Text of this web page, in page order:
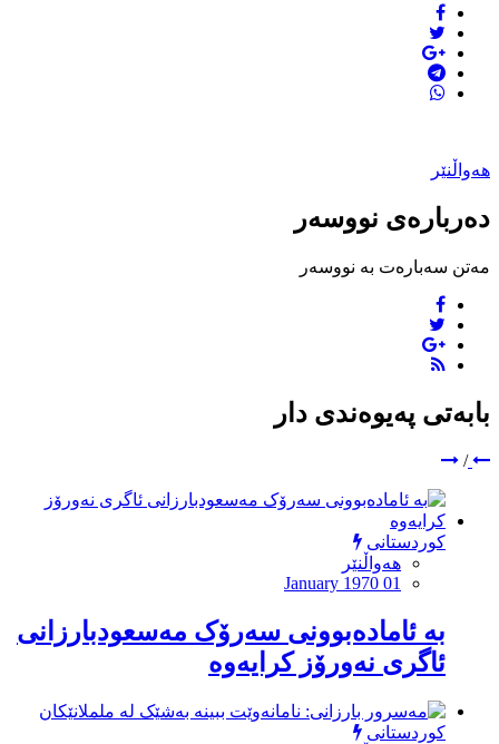
هەواڵنێر
دەربارەی نووسەر
مەتن سەبارەت بە نووسەر
بابەتی پەیوەندی دار
/
کوردستانی
هەواڵنێر
January 1970 01
بە ئامادەبوونی سەرۆک مەسعودبارزانی
ئاگری نەورۆز کرایەوە
کوردستانی